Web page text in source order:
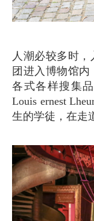
人潮必较多时，入场时会分不同团，我们参与第一
团进入博物馆
各式各样搜集
Louis ernest
生的学徒，在走